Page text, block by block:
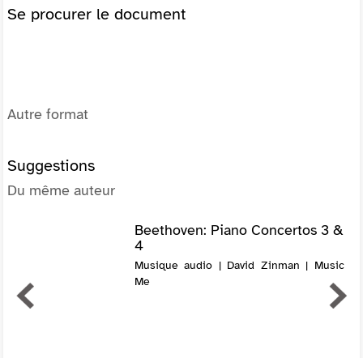
Se procurer le document
Autre format
Suggestions
Du même auteur
Beethoven: Piano Concertos 3 &
4
Musique audio | David Zinman | Music
Me